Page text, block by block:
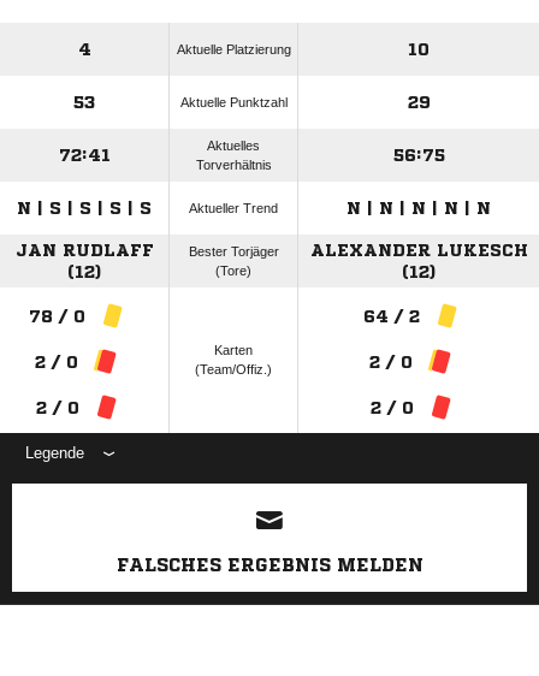
4 Aktuelle Platzierung 10
53 Aktuelle Punktzahl 29
72:41
Aktuelles
Torverhältnis
56:75
N | S | S | S | S Aktueller Trend N | N | N | N | N
JAN RUDLAFF
(12)
Bester Torjäger
(Tore)
ALEXANDER LUKESCH
(12)
78 / 0
2 / 0
2 / 0
Karten
(Team/Offiz.)
64 / 2
2 / 0
2 / 0
Legende
ANZEIGE
FALSCHES ERGEBNIS MELDEN